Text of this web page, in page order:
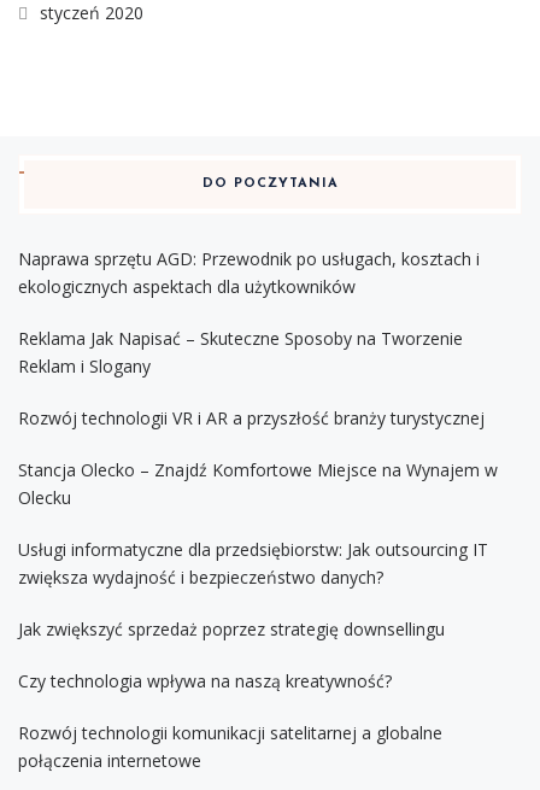
styczeń 2020
DO POCZYTANIA
Naprawa sprzętu AGD: Przewodnik po usługach, kosztach i
ekologicznych aspektach dla użytkowników
Reklama Jak Napisać – Skuteczne Sposoby na Tworzenie
Reklam i Slogany
Rozwój technologii VR i AR a przyszłość branży turystycznej
Stancja Olecko – Znajdź Komfortowe Miejsce na Wynajem w
Olecku
Usługi informatyczne dla przedsiębiorstw: Jak outsourcing IT
zwiększa wydajność i bezpieczeństwo danych?
Jak zwiększyć sprzedaż poprzez strategię downsellingu
Czy technologia wpływa na naszą kreatywność?
Rozwój technologii komunikacji satelitarnej a globalne
połączenia internetowe